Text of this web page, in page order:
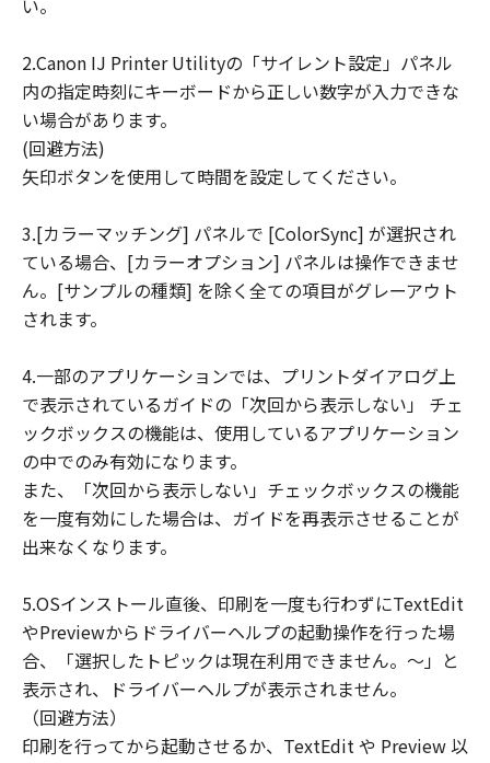
い。
2.Canon IJ Printer Utilityの「サイレント設定」パネル
内の指定時刻にキーボードから正しい数字が入力できな
い場合があります。
(回避方法)
矢印ボタンを使用して時間を設定してください。
3.[カラーマッチング] パネルで [ColorSync] が選択され
ている場合、[カラーオプション] パネルは操作できませ
ん。[サンプルの種類] を除く全ての項目がグレーアウト
されます。
4.一部のアプリケーションでは、プリントダイアログ上
で表示されているガイドの「次回から表示しない」 チェ
ックボックスの機能は、使用しているアプリケーション
の中でのみ有効になります。
また、「次回から表示しない」チェックボックスの機能
を一度有効にした場合は、ガイドを再表示させることが
出来なくなります。
5.OSインストール直後、印刷を一度も行わずにTextEdit
やPreviewからドライバーヘルプの起動操作を行った場
合、「選択したトピックは現在利用できません。～」と
表示され、ドライバーヘルプが表示されません。
（回避方法）
印刷を行ってから起動させるか、TextEdit や Preview 以